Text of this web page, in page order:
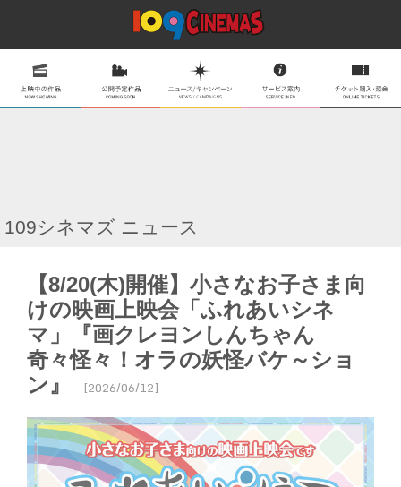
109シネマズ ニュース
【8/20(木)開催】小さなお子さま向
けの映画上映会「ふれあいシネ
マ」『画クレヨンしんちゃん
奇々怪々！オラの妖怪バケ～ショ
ン』
[2026/06/12]